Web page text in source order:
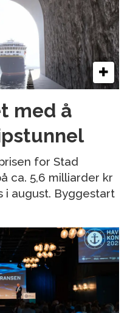
med å
for Stad
ca. 5,6 milliarder kr
i august. Byggestart